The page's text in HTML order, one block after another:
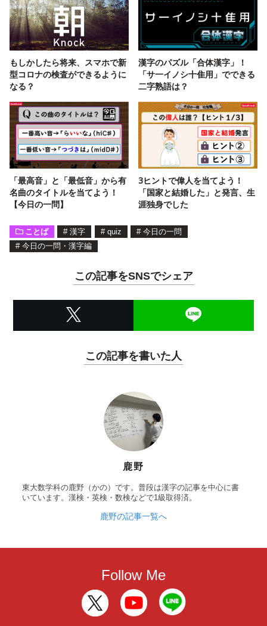
もしかしたら将来、スマホで新
型コロナの検査ができるように
なる？
漢字のパズル「合体漢字」！
「サ一イノシ十隹用」でできる
二字熟語は？
「最高音」と「最低音」から有
名曲のタイトルを当てよう！
【今日の一問】
3ヒントで偉人を当てよう！
「国家と結婚した」と発言、生
涯独身でした
ことば # 漢字 # quiz # 今日の一問
# 今日の一問・漢字編
この記事をSNSでシェア
この記事を書いた人
鹿野
東大数学科の鹿野（かの）です。普段は漢字の記事を中心に書
いています。漢検・英検・数検などで1級取得済。
鹿野の記事一覧へ
Follow Me